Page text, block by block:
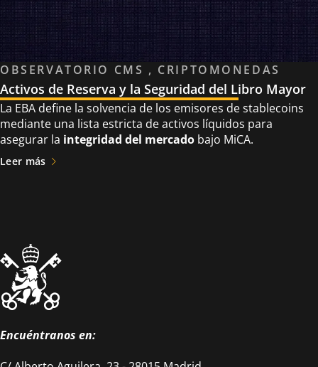
OBSERVATORIO CMS , CRIPTOMONEDAS
Activos de Reserva y la Seguridad del Libro Mayor
La EBA define la solvencia de los emisores de stablecoins
mediante una lista estricta de activos líquidos para
asegurar la integridad del mercado bajo MiCA.
Leer más
Encuéntranos en: